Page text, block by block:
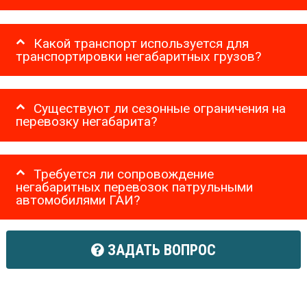
Какой транспорт используется для
транспортировки негабаритных грузов?
Существуют ли сезонные ограничения на
перевозку негабарита?
Требуется ли сопровождение
негабаритных перевозок патрульными
автомобилями ГАИ?
ЗАДАТЬ ВОПРОС